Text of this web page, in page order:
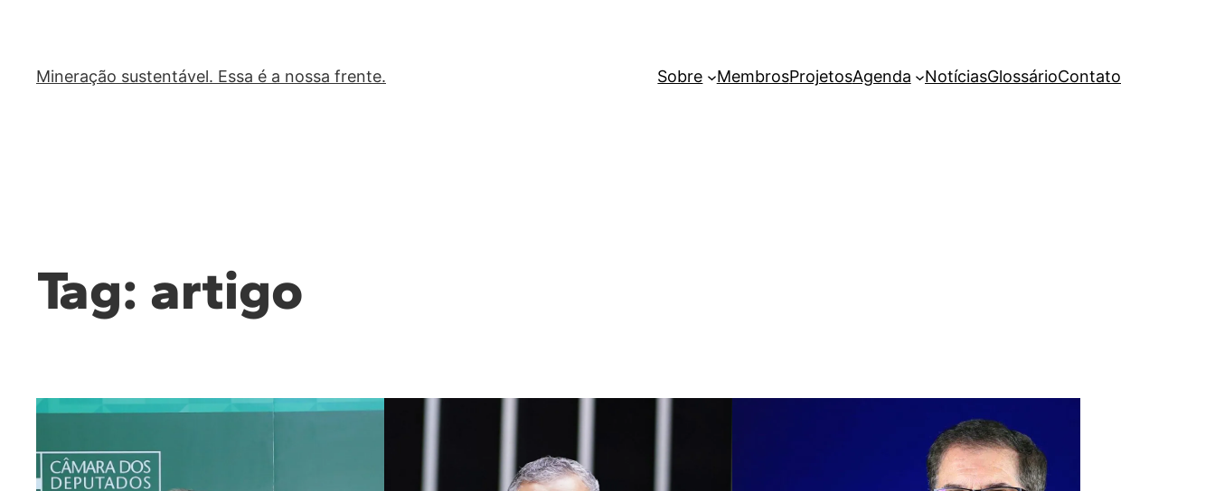
Mineração sustentável. Essa é a nossa frente. Sobre MembrosProjetosAgenda NotíciasGlossárioContato
Tag: artigo